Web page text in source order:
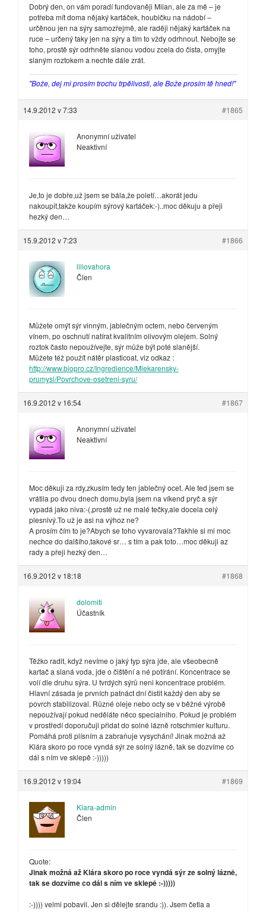
Dobrý den, on vám poradí fundovaněji Milan, ale za mě – je
potřeba mít doma nějaký kartáček, houbičku na nádobí –
určěnou jen na sýry samozřejmě, ale raději nějaký kartáček na
ruce – určený taky jen na sýry a tím to vždy odrhnout. Nebojte se
toho, prostě sýr odrhněte slanou vodou zcela do čista, omyjte
slaným roztokem a nechte dále zrát.
"Bože, dej mi prosím trochu trpělivosti, ale Bože prosím tě hned!"
14.9.2012 v 7:33 #1865
Anonymní uživatel
Neaktivní
Je,to je dobře,už jsem se bála,že poletí…akorát jedu
nakoupit,takže koupím sýrový kartáček:-)..moc děkuju a přeji
hezký den…
15.9.2012 v 7:23 #1866
liliovahora
Člen
Můžete omýt sýr vinným, jablečným octem, nebo červeným
vínem, po oschnutí natírat kvalitním olivovým olejem. Solný
roztok často nepoužívejte, sýr může být poté slanější.
Můžete též použít nátěr plasticoat, viz odkaz :
http://www.biopro.cz/Ingredience/Mlekarensky-
prumysl/Povrchove-osetreni-syru/
16.9.2012 v 16:54 #1867
Anonymní uživatel
Neaktivní
Moc děkuji za rdy,zkusím tedy ten jablečný ocet. Ale ted jsem se
vrátila po dvou dnech domu,byla jsem na víkend pryč a sýr
vypadá jako niva:-(,prostě už ne malé tečky,ale docela celý
plesnivý.To už je asi na výhoz ne?
A prosím čím to je?Abych se toho vyvarovala?Takhle si mi moc
nechce do dalšího,takové sr… s tím a pak toto…moc děkuji az
rady a přeji hezký den…
16.9.2012 v 18:18 #1868
dolomiti
Účastník
Těžko radit, když nevíme o jaký typ sýra jde, ale všeobecně
kartač a slaná voda, jde o čištění a né potírání. Koncentrace se
volí dle druhu sýra. U tvrdých sýrů neni koncentrace problém.
Hlavní zásada je prvních patnáct dní čistit každý den aby se
povrch stabilizoval. Různé oleje nebo octy se v běžné výrobě
nepoužívají pokud neděláte něco specialniho. Pokud je problém
v prostředí doporučuji přidat do solné lázně rotschmier kulturu.
Pomáhá proti plísním a zabraňuje vysychání! Jinak možná až
Klára skoro po roce vyndá sýr ze solný lázně, tak se dozvíme co
dál s ním ve sklepě :-)))))
16.9.2012 v 19:04 #1869
Klara-admin
Člen
Quote:
Jinak možná až Klára skoro po roce vyndá sýr ze solný lázně,
tak se dozvíme co dál s ním ve sklepě :-)))))
:-)))) velmi pobavil. Jen si dělejte srandu :)). Jsem četla a